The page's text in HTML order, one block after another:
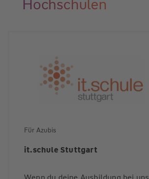
Hochschulen
Für Azubis
it.schule Stuttgart